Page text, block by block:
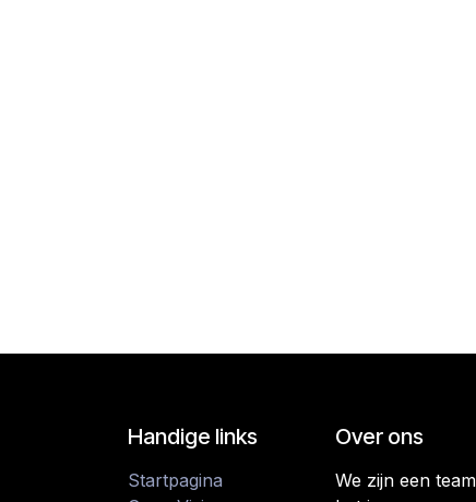
Handige links
Startpagina
Over ons
We zijn een